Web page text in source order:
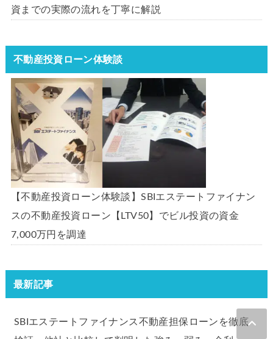
資までの実際の流れを丁寧に解説
不動産投資ローン体験談
【不動産投資ローン体験談】SBIエステートファイナン
スの不動産投資ローン【LTV50】でビル投資の資金
7,000万円を調達
最新記事
SBIエステートファイナンス不動産担保ローンを徹底